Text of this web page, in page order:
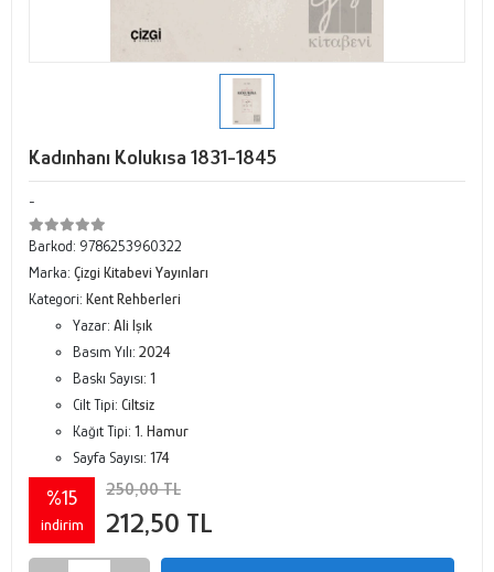
Kadınhanı Kolukısa 1831-1845
-
Barkod: 9786253960322
Marka: Çizgi Kitabevi Yayınları
Kategori: Kent Rehberleri
Yazar: Ali Işık
Basım Yılı: 2024
Baskı Sayısı: 1
Cilt Tipi: Ciltsiz
Kağıt Tipi: 1. Hamur
Sayfa Sayısı: 174
%15
indirim
250,00 TL
212,50 TL